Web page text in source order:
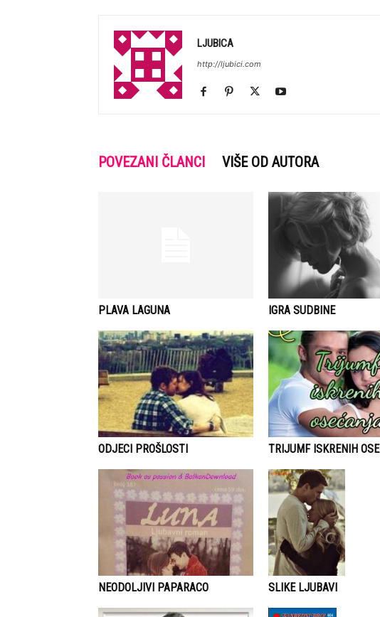
LJUBICA
http://ljubici.com
POVEZANI ČLANCI VIŠE OD AUTORA
PLAVA LAGUNA IGRA SUDBINE
ODJECI PROŠLOSTI TRIJUMF ISKRENIH
NEODOLJIVI PAPARACO SLIKE LJUBAVI